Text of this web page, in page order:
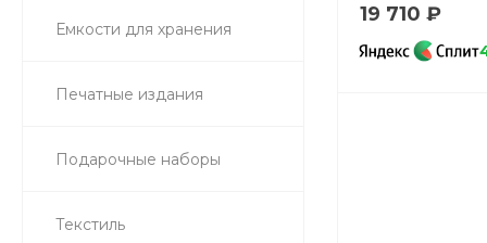
Емкости для хранения
Печатные издания
Подарочные наборы
Текстиль
19 710 ₽